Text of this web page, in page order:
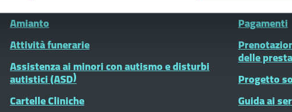
Amianto
Attività funerarie
Assistenza ai minori con autismo e disturbi
autistici (ASD)
Cartelle Cliniche
Pagamenti
delle
Progetto
Guida ai